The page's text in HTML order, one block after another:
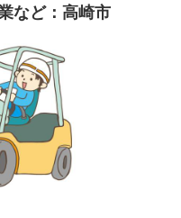
など：高崎市